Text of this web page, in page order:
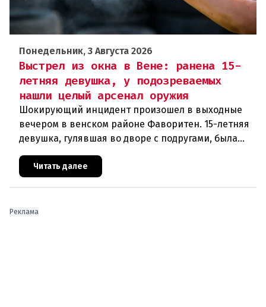
Понедельник, 3 Августа 2026
Выстрел из окна в Вене: ранена 15-
летняя девушка, у подозреваемых
нашли целый арсенал оружия
Шокирующий инцидент произошел в выходные
вечером в венском районе Фаворитен. 15-летняя
девушка, гулявшая во дворе с подругами, была
ранена выстрелом из пневматического оружия.
Полиция задержала двух п
Читать далее
Реклама